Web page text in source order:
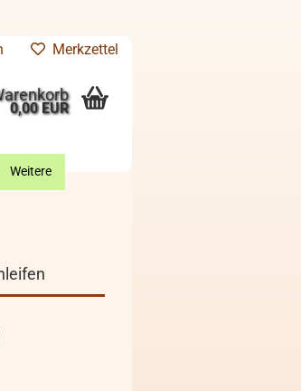
Merkzettel
0,00 EUR
Weitere